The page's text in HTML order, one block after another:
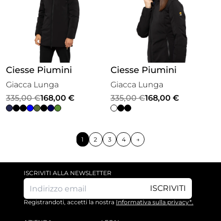
Ciesse Piumini
Giacca Lunga
335,00€
Il
prezzo
168,00 €
Il
prezzo
Ciesse Piumini
Giacca Lunga
335,00€
Il
prezzo
era:
168,00 €
Il
prezzo
è:
1 2 3 4 →
ISCRIVITI ALLA NEWSLETTER
ISCRIVITI
Registrandoti, accetti la nostra Informativa sulla privacy*.